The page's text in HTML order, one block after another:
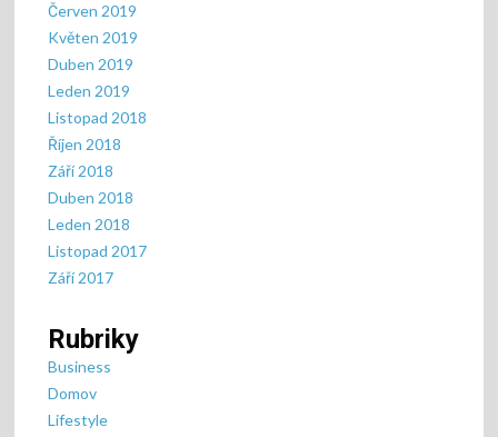
Červen 2019
Květen 2019
Duben 2019
Leden 2019
Listopad 2018
Říjen 2018
Září 2018
Duben 2018
Leden 2018
Listopad 2017
Září 2017
Rubriky
Business
Domov
Lifestyle